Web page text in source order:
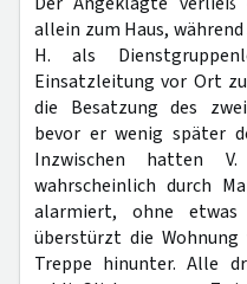
allein zum Haus,
H. als
Einsatzleitung vor Ort
die Besatzung des
bevor er wenig später
Inzwischen hatten
wahrscheinlich durch
alarmiert, ohne
überstürzt die
Treppe hinunter. Alle